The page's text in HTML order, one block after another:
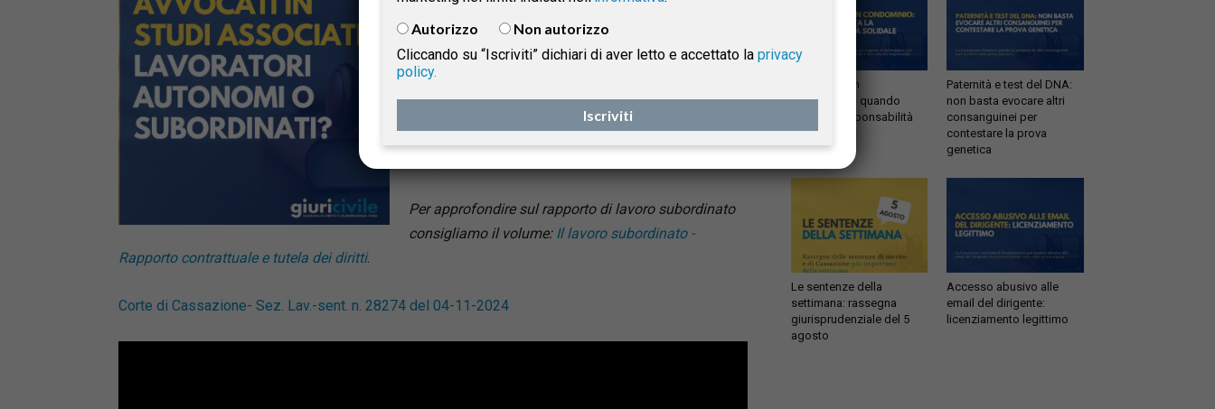
indipendenza degli avvocati, a tutela sia del corretto
esercizio della professione nei confronti del cliente e
la tutela dei diritti fondamentali e, in ultima analisi,
per la garanzia dello stato di diritto nel suo
Per approfondire sul rapporto di lavoro subordinato
consigliamo il volume: Il lavoro subordinato -
Rapporto contrattuale e tutela dei diritti.
Corte di Cassazione- Sez. Lav.-sent. n. 28274 del 04-11-2024
Infiltrazioni in
condominio: quando
scatta la responsabilità
solidale
Paternità e test del DNA:
non basta evocare altri
consanguinei per
contestare la prova
genetica
Le sentenze della
settimana: rassegna
giurisprudenziale del 5
agosto
Accesso abusivo alle
email del dirigente:
licenziamento legittimo
Autorizzo
Non autorizzo
Cliccando su “Iscriviti” dichiari di aver letto e accettato la privacy
policy.
Iscriviti